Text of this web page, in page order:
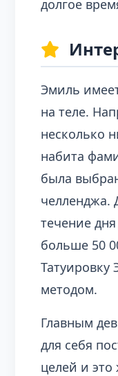
долгое
Эмиль
на теле.
несколько
набита
была
челленджа.
течение
больше 50
методом.
Главным
для себя
целей и это